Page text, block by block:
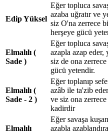
Edip Yüksel
Eğer topluca
azaba uğratır ve
siz O'na zerrece
herşeye gücü
Elmalılı (
Sade )
Eğer topluca
azapla azap
siz de ona
gücü yetendir.
Elmalılı (
Sade - 2 )
Eğer toplanıp
azâb ile ta'zib
ve siz ona
kadirdir
Elmalılı
Eğer savaşa
azabla